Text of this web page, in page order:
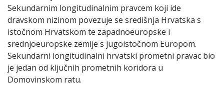
Sekundarnim longitudinalnim pravcem koji ide
dravskom nizinom povezuje se središnja Hrvatska s
istočnom Hrvatskom te zapadnoeuropske i
srednjoeuropske zemlje s jugoistočnom Europom.
Sekundarni longitudinalni hrvatski prometni pravac bio
je jedan od ključnih prometnih koridora u
Domovinskom ratu.